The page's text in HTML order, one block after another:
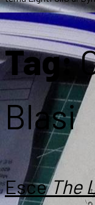
Tag:
Blasi
EsceThe